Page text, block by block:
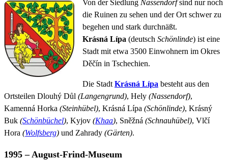
Von der Siedlung Nassendorfsind nur noch
die Ruinen zu sehen und der Ort schwer zu
begehen und stark durchnäßt.
Krásná Lípa (deutsch Schönlinde) ist eine
Stadt mit etwa 3500 Einwohnern im Okres
Děčín in Tschechien.
Die Stadt Krásná Lípa besteht aus den
Ortsteilen Dlouhý Důl (Langengrund), Hely (Nassendorf),
Kamenná Horka (Steinhübel), Krásná Lípa (Schönlinde), Krásný
Buk (Schönbüchel), Kyjov (Khaa), Sněžná (Schnauhübel), Vlčí
Hora (Wolfsberg) und Zahrady (Gärten).
1995 – August-Frind-Museum